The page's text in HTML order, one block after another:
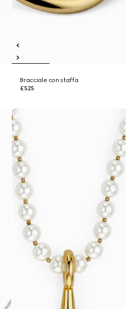
Bracciale con staffa
£525